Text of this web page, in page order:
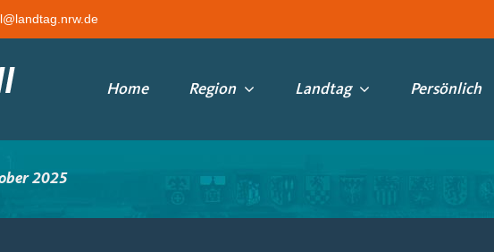
Home Region Landtag Persönlich
2025